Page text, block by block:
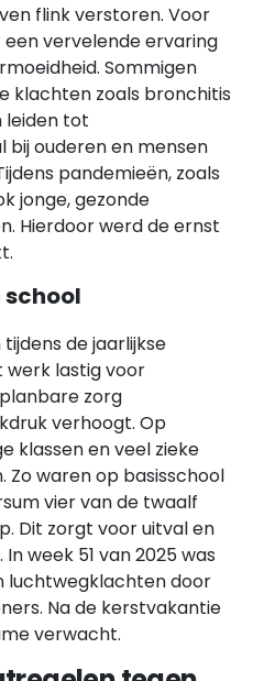
flink verstoren. Voor
vervelende ervaring
Sommigen
klachten zoals bronchitis
leiden tot
bij ouderen en mensen
pandemieën, zoals
jonge, gezonde
Hierdoor werd de ernst
school
de jaarlijkse
lastig voor
zorg
verhoogt. Op
klassen en veel zieke
waren op basisschool
vier van de twaalf
Dit zorgt voor uitval en
week 51 van 2025 was
luchtwegklachten door
Na de kerstvakantie
verwacht.